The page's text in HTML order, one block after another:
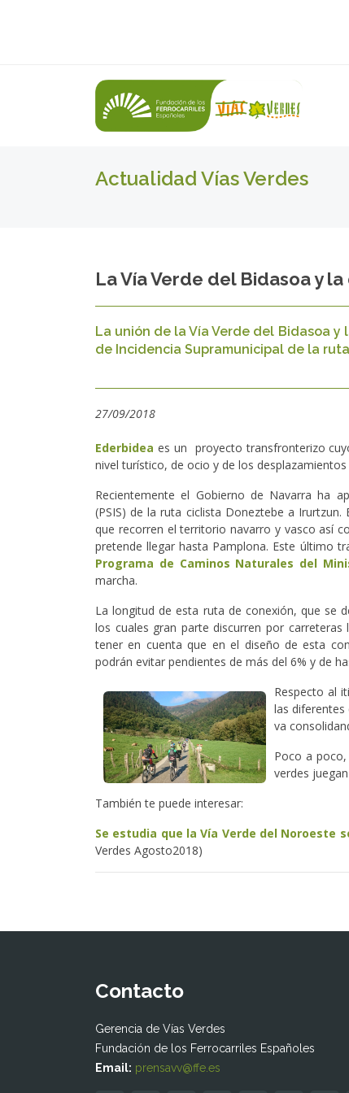
Actualidad Vías Verdes
La Vía Verde del Bidasoa y
La unión de la Vía Verde del Bidasoa
de Incidencia Supramunicipal de la
27/09/2018
Ederbidea es un proyecto transfronterizo
nivel turístico, de ocio y de los
Recientemente el Gobierno de Navarra ha
(PSIS) de la ruta ciclista Doneztebe a
que recorren el territorio navarro y vasco así
pretende llegar hasta Pamplona. Este último
Programa de Caminos Naturales del
marcha.
La longitud de esta ruta de conexión, que se
los cuales gran parte discurren por
tener en cuenta que en el diseño de esta
podrán evitar pendientes de más del 6% y de
Respecto al
las diferentes
va
Poco a
verdes
También te puede interesar:
Se estudia que la Vía Verde del Noroeste
Verdes Agosto2018)
Contacto
Gerencia de Vías Verdes
Fundación de los Ferrocarriles Españoles
Email: prensavv@ffe.es